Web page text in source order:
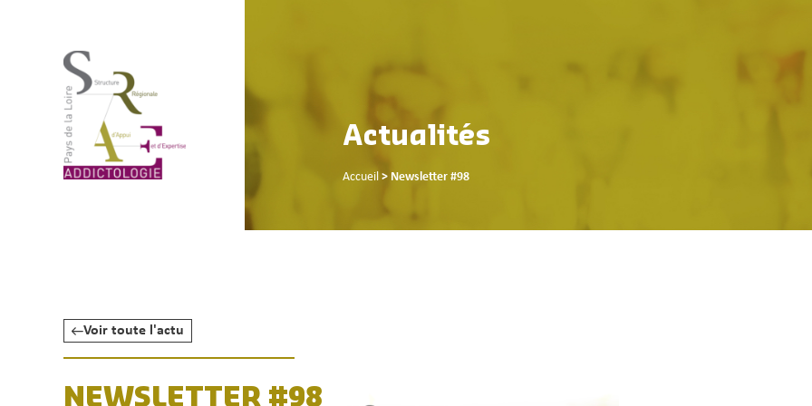
Actualités
Accueil > Newsletter #98
Voir toute l'actu
NEWSLETTER #98